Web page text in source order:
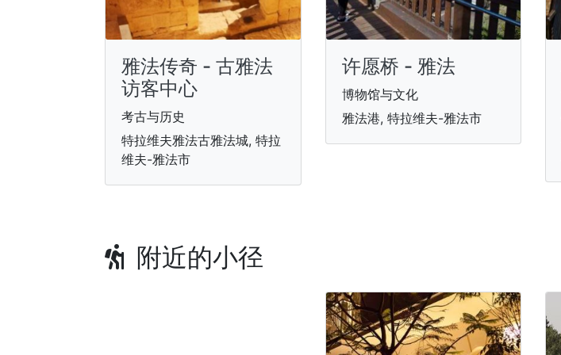
雅法传奇 - 古雅法
访客中心
考古与历史
特拉维夫雅法古雅法城, 特拉
维夫-雅法市
许愿桥 - 雅法
博物馆与文化
雅法港, 特拉维夫-雅法市
附近的小径